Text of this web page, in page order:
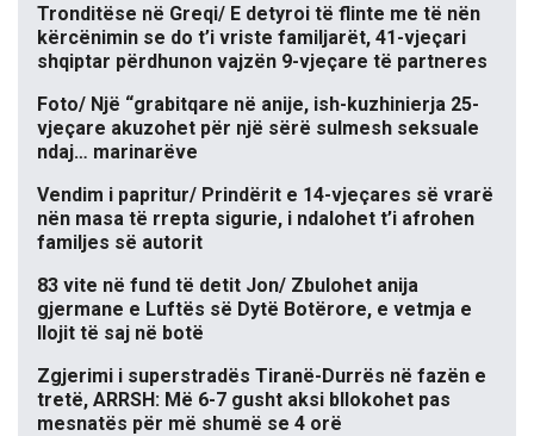
Tronditëse në Greqi/ E detyroi të flinte me të nën
kërcënimin se do t’i vriste familjarët, 41-vjeçari
shqiptar përdhunon vajzën 9-vjeçare të partneres
Foto/ Një “grabitqare në anije, ish-kuzhinierja 25-
vjeçare akuzohet për një sërë sulmesh seksuale
ndaj… marinarëve
Vendim i papritur/ Prindërit e 14-vjeçares së vrarë
nën masa të rrepta sigurie, i ndalohet t’i afrohen
familjes së autorit
83 vite në fund të detit Jon/ Zbulohet anija
gjermane e Luftës së Dytë Botërore, e vetmja e
llojit të saj në botë
Zgjerimi i superstradës Tiranë-Durrës në fazën e
tretë, ARRSH: Më 6-7 gusht aksi bllokohet pas
mesnatës për më shumë se 4 orë